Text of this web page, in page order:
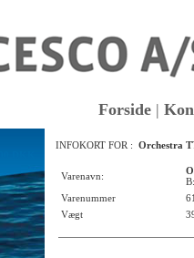
Forside |
INFOKORT FOR : Orchestra
Varenavn:
Varenummer
Vægt